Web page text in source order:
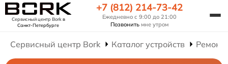
Сервисный центр Borkв
Санкт-Петербурге
+7 (812) 214-73-42
Ежедневно с 9:00 до 21:00
Позвонить мне утром
Сервисный центр Bork Каталог устройств Ремонт